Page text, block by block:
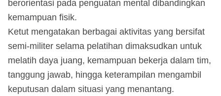
berorientasi pada penguatan mental dibandingkan
kemampuan fisik.
Ketut mengatakan berbagai aktivitas yang bersifat
semi-militer selama pelatihan dimaksudkan untuk
melatih daya juang, kemampuan bekerja dalam tim,
tanggung jawab, hingga keterampilan mengambil
keputusan dalam situasi yang menantang.